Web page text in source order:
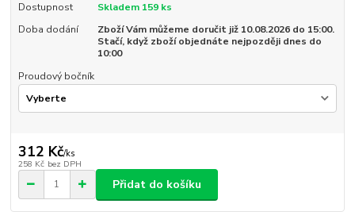
Dostupnost
Skladem 159 ks
Doba dodání
Zboží Vám můžeme doručit již 10.08.2026 do 15:00.
Stačí, když zboží objednáte nejpozději dnes do
10:00
Proudový bočník
312 Kč/ks
258 Kč bez DPH
Přidat do košíku